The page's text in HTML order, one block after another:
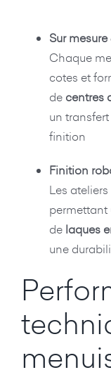
Sur
Chaque
cotes et
de centres
un
finition
Finition
Les
de laques
une